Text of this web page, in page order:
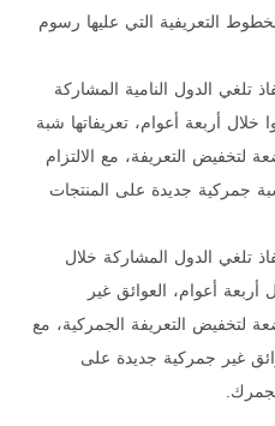
التعريفية التي عليها رسوم
تلغي الدول النامية المشاركة
خلال أربعة أعوام، تعريفاتها شبة
لتخفيض التعريفة، مع الالتزام
جمركية جديدة على المنتجات
تلغي الدول المشاركة خلال
أربعة أعوام، العوائق غير
لتخفيض التعريفة الجمركية، مع
غير جمركية جديدة على